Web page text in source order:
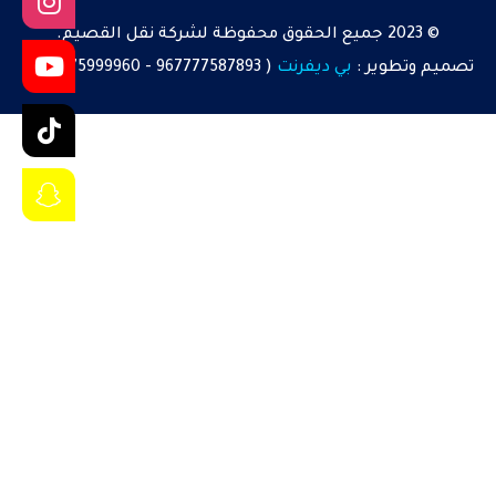
© 2023 جميع الحقوق محفوظة لشركة نقل القصيم.
تصميم وتطوير : بي ديفرنت (
967777587893
-
967775999960